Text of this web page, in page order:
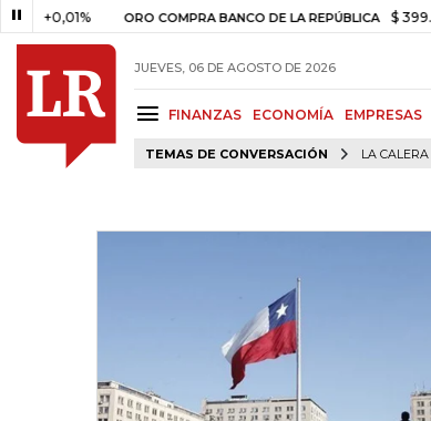
ORO COMPRA BANCO DE LA REPÚBLICA $ 399.745,16
JUEVES, 06 DE AGOSTO DE 2026
FINANZAS ECONOMÍA EMPRESAS
TEMAS DE CONVERSACIÓN LA CALERA